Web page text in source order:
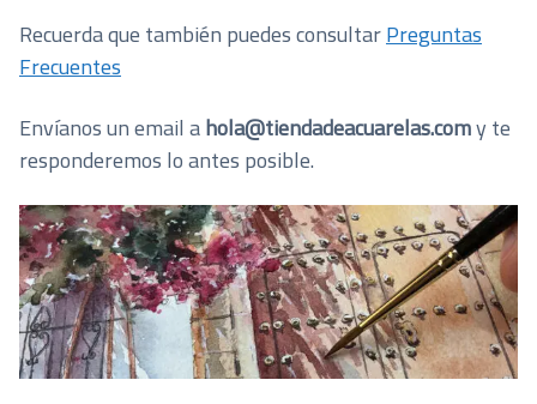
Recuerda que también puedes consultarPreguntas
Frecuentes
Envíanos un email ahola@tiendadeacuarelas.comy te
responderemos lo antes posible.